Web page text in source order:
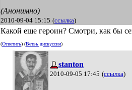
(Анонимно)
2010-09-04 15:15 (ссылка)
Какой еще героин? Смотри, как бы
(Ответить) (Ветвь дискуссии)
stanton
2010-09-05 17:45 (ссылка)